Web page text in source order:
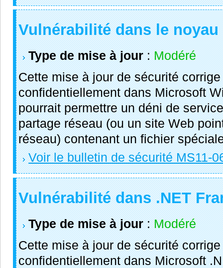
Vulnérabilité dans le
Type de mise à jour:Modéré
Cette mise à jour de sécurité
confidentiellement dans Microsoft
pourrait permettre un déni de
partage réseau (ou un site Web
réseau) contenant un fichier
Voir le bulletin de sécurité MS11-
Vulnérabilité dans .NET
Type de mise à jour:Modéré
Cette mise à jour de sécurité
confidentiellement dans Microsoft